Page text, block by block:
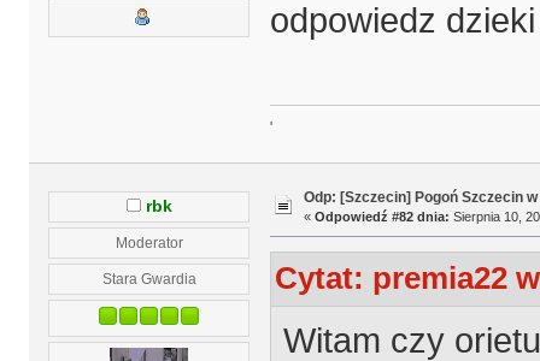
odpowiedz dzieki
'
rbk
Moderator
Stara Gwardia
Odp: [Szczecin] Pogoń Szczecin
« Odpowiedź #82 dnia: Sierpnia 10,
Cytat: premia22
Witam czy